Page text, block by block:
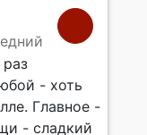
- хоть
Главное -
- сладкий